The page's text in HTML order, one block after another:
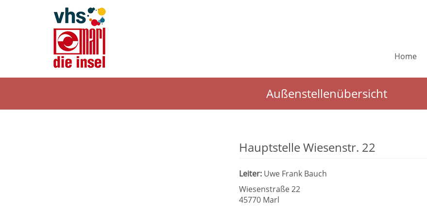
Home
Außenstellenübersicht
Hauptstelle Wiesenstr. 22
Leiter: Uwe Frank Bauch
Wiesenstraße 22
45770 Marl